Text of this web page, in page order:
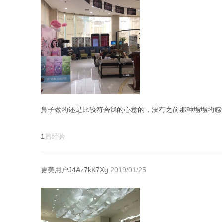
1 篇经验
更美用户J4Az7kK7Xg 2019/01/25